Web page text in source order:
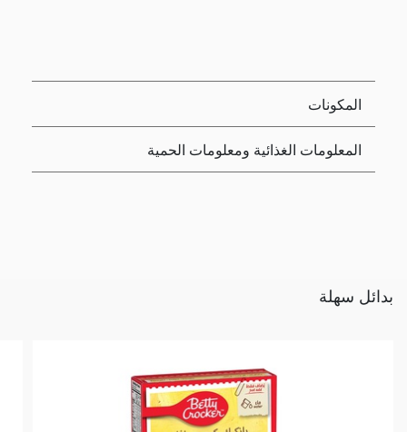
المكونات
المعلومات الغذائية ومعلومات الحمية
بدائل سهلة